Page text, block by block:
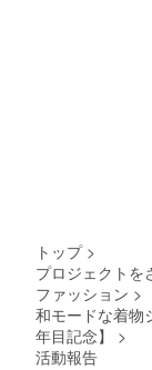
トップ >
プロジェクトを
ファッション >
和モードな着物
年目記念】
>
活動報告